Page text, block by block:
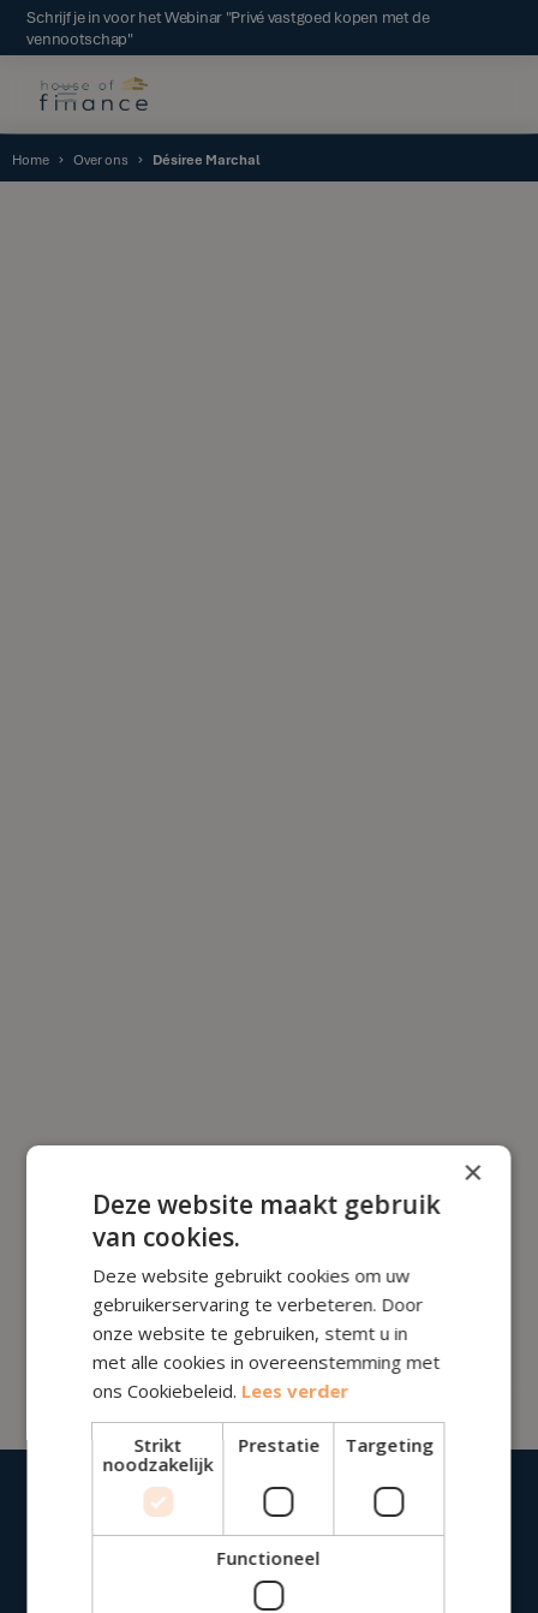
Schrijf je in voor het Webinar "Privé vastgoed kopen met de
vennootschap"
Home Over ons Désiree Marchal
Lees de bijdragen vanDésiree Marchal
Voorlopig heeft deze auteur nog geen bijdrage
geschreven. Kom binnenkort terug voor meer kennis!
×
Deze website maakt gebruik
van cookies.
Deze website gebruikt cookies om uw
gebruikerservaring te verbeteren. Door
onze website te gebruiken, stemt u in
met alle cookies in overeenstemming met
ons Cookiebeleid. Lees verder
Strikt
noodzakelijk
Prestatie Targeting
Functioneel